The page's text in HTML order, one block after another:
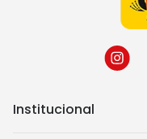
Institucional